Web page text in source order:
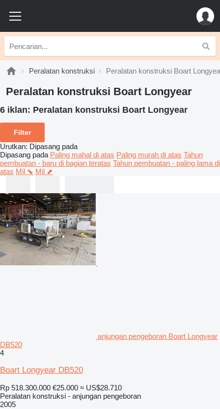
Peralatan konstruksi Peralatan konstruksi Boart
Peralatan konstruksi Boart Longyear
6 iklan: Peralatan konstruksi Boart Longyear
Filter
Urutkan: Dipasang pada
Dipasang pada Paling mahal di atas Paling murah di atas Tahun
pembuatan - baru di bagian teratas Tahun pembuatan - paling lama di
atas Mil ⬊ Mil ⬈
anjungan pengeboran Boart Longyear
DB520
4
Boart Longyear DB520
Rp 518.300.000 €25.000 ≈ US$28.710
Peralatan konstruksi - anjungan pengeboran
2005